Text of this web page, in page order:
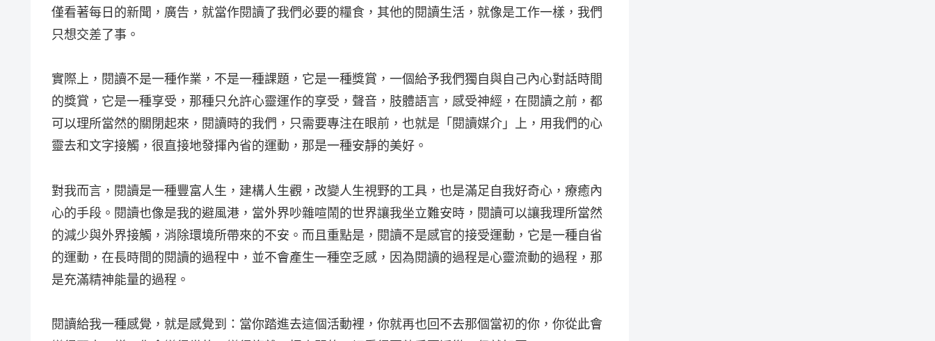
僅看著每日的新聞，廣告，就當作閱讀了我們必要的糧食，其他的閱讀生活，就像是工作一樣，我們
只想交差了事。
實際上，閱讀不是一種作業，不是一種課題，它是一種獎賞，一個給予我們獨自與自己內心對話時間
的獎賞，它是一種享受，那種只允許心靈運作的享受，聲音，肢體語言，感受神經，在閱讀之前，都
可以理所當然的關閉起來，閱讀時的我們，只需要專注在眼前，也就是「閱讀媒介」上，用我們的心
靈去和文字接觸，很直接地發揮內省的運動，那是一種安靜的美好。
對我而言，閱讀是一種豐富人生，建構人生觀，改變人生視野的工具，也是滿足自我好奇心，療癒內
心的手段。閱讀也像是我的避風港，當外界吵雜喧鬧的世界讓我坐立難安時，閱讀可以讓我理所當然
的減少與外界接觸，消除環境所帶來的不安。而且重點是，閱讀不是感官的接受運動，它是一種自省
的運動，在長時間的閱讀的過程中，並不會產生一種空乏感，因為閱讀的過程是心靈流動的過程，那
是充滿精神能量的過程。
閱讀給我一種感覺，就是感覺到：當你踏進去這個活動裡，你就再也回不去那個當初的你，你從此會